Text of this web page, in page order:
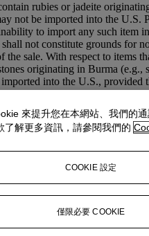
rubies or jadeite
not be imported into the U.S.
to import any such item
not constitute grounds for
the sale. With respect to items
originating in Burma (e.g.,
into the U.S., provided
or incorporated into
that the setting is not of a
PAR RENÉ BOIVIN
de forme bombée en or,
ou diamants dans des motifs
chacun, poinçons français
來提升您在本網站、我們的
了解更多資訊，請參閱我們的
COOKIE 設定
僅限必要 COOKIE